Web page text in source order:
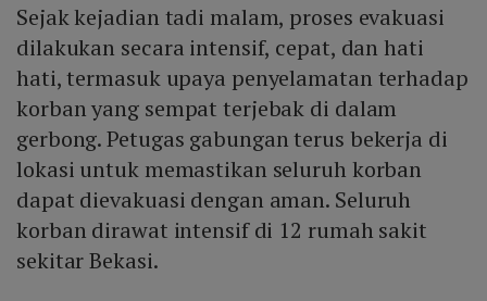
Sejak kejadian tadi malam, proses evakuasi
dilakukan secara intensif, cepat, dan hati
hati, termasuk upaya penyelamatan terhadap
korban yang sempat terjebak di dalam
gerbong. Petugas gabungan terus bekerja di
lokasi untuk memastikan seluruh korban
dapat dievakuasi dengan aman. Seluruh
korban dirawat intensif di 12 rumah sakit
sekitar Bekasi.